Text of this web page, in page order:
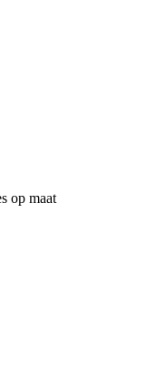
op maat